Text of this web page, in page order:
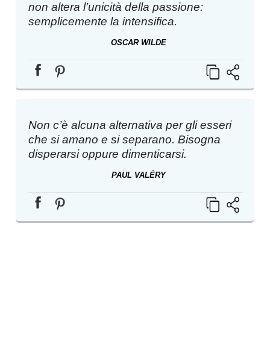
non altera l’unicità della passione:
semplicemente la intensifica.
OSCAR WILDE
Non c’è alcuna alternativa per gli esseri
che si amano e si separano. Bisogna
disperarsi oppure dimenticarsi.
PAUL VALÉRY